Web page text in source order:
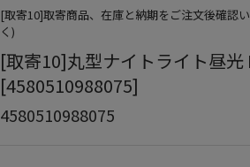
[取寄10]取寄商品、在庫と納期をご注文後確認
く)
[取寄10]丸型ナイトライト昼光
[4580510988075]
4580510988075